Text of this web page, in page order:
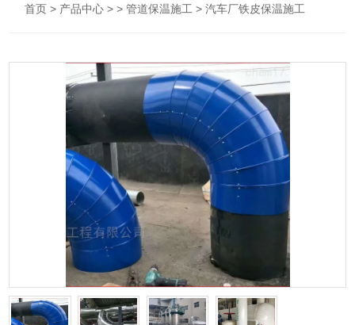
首页 > 产品中心 > >管道保温施工 > 汽车厂铁皮保温施工